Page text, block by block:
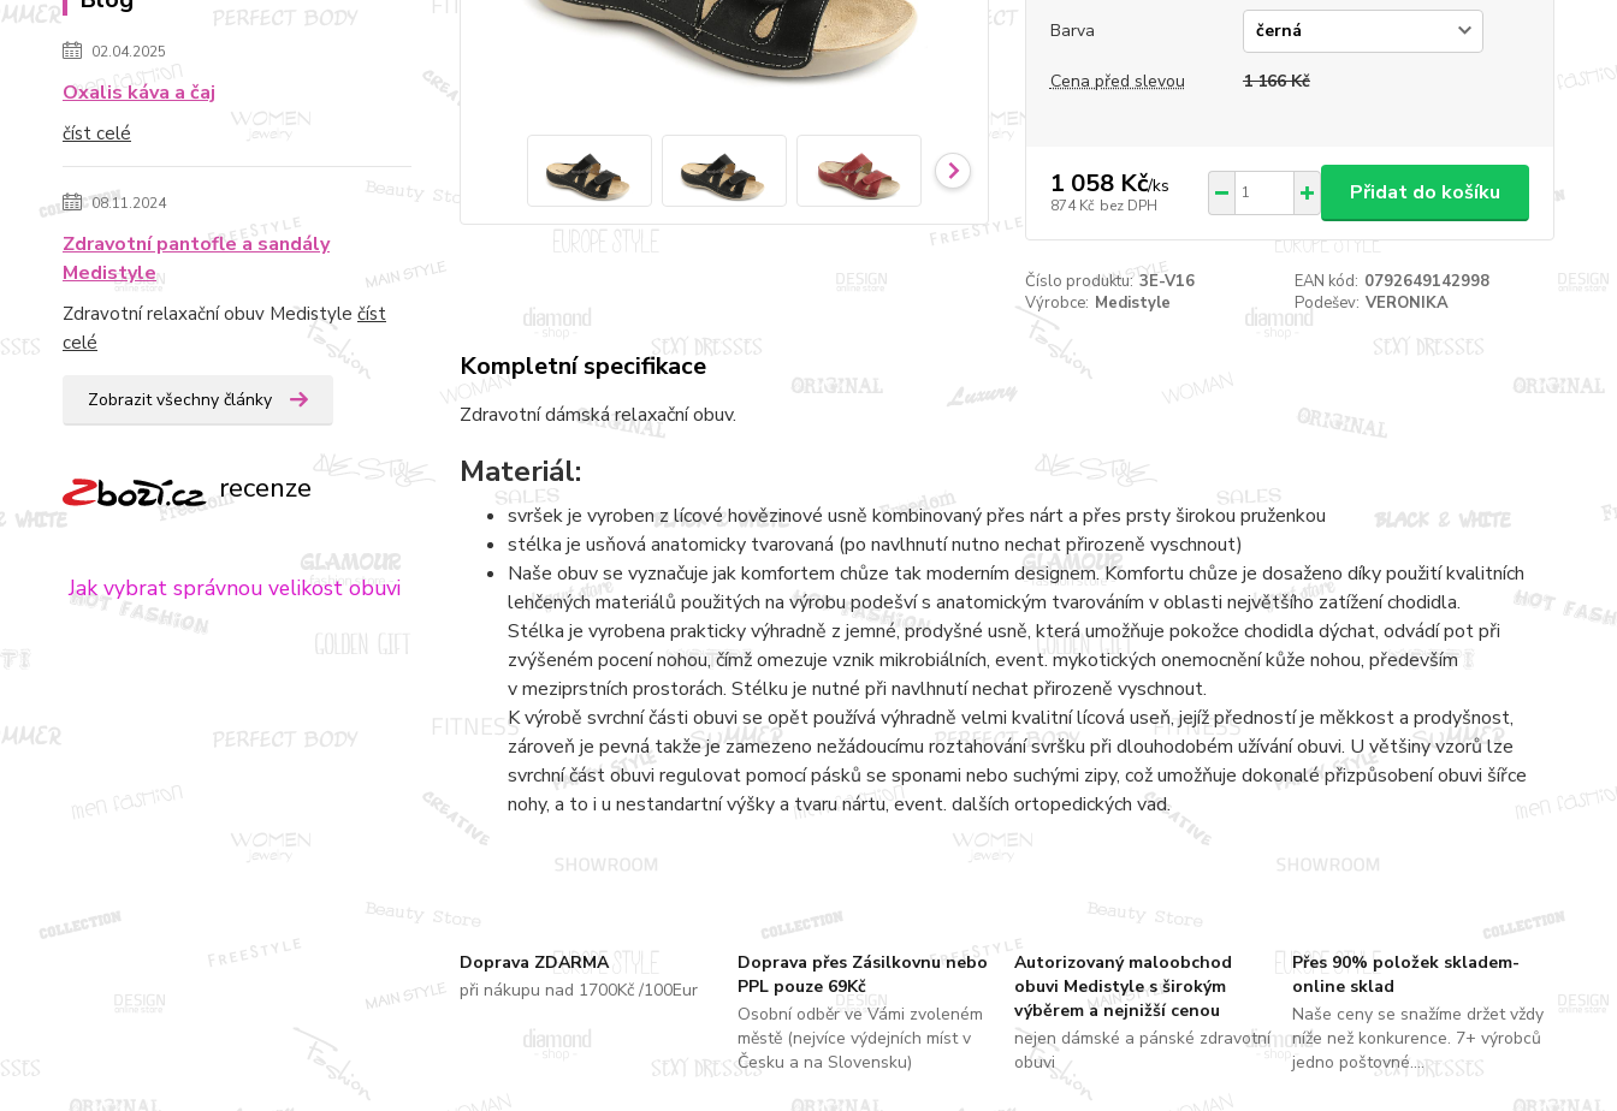
02.04.2025
Oxalis káva a čaj
číst celé
08.11.2024
Zdravotní pantofle a sandály
Medistyle
Zdravotní relaxační obuv Medistyle číst
celé
Zobrazit všechny články
recenze
Jak vybrat správnou velikost obuvi
Barva
Cena před slevou 1 166 Kč
1 058 Kč/ks
874 Kč bez DPH
Přidat do košíku
Číslo produktu: 3E-V16 EAN kód: 0792649142998
Výrobce: Medistyle Podešev: VERONIKA
Doprava ZDARMA
při nákupu nad 1700Kč /100Eur
Doprava přes Zásilkovnu nebo
PPL pouze 69Kč
Osobní odběr ve Vámi zvoleném
městě (nejvíce výdejních míst v
Česku a na Slovensku)
Autorizovaný maloobchod
obuvi Medistyle s širokým
výběrem a nejnižší cenou
nejen dámské a pánské zdravotní
obuvi
Přes 90% položek skladem-
online sklad
Naše ceny se snažíme držet vždy
níže než konkurence. 7+ výrobců
jedno poštovné....
Kompletní specifikace
Zdravotní dámská relaxační obuv.
Materiál:
svršek je vyroben z lícové hovězinové usně kombinovaný přes nárt a přes prsty širokou pruženkou
stélka je usňová anatomicky tvarovaná (po navlhnutí nutno nechat přirozeně vyschnout)
Naše obuv se vyznačuje jak komfortem chůze tak moderním designem. Komfortu chůze je dosaženo díky použití kvalitních
lehčených materiálů použitých na výrobu podešví s anatomickým tvarováním v oblasti největšího zatížení chodidla.
Stélka je vyrobena prakticky výhradně z jemné, prodyšné usně, která umožňuje pokožce chodidla dýchat, odvádí pot při
zvýšeném pocení nohou, čímž omezuje vznik mikrobiálních, event. mykotických onemocnění kůže nohou, především
v meziprstních prostorách. Stélku je nutné při navlhnutí nechat přirozeně vyschnout.
K výrobě svrchní části obuvi se opět používá výhradně velmi kvalitní lícová useň, jejíž předností je měkkost a prodyšnost,
zároveň je pevná takže je zamezeno nežádoucímu roztahování svršku při dlouhodobém užívání obuvi. U většiny vzorů lze
svrchní část obuvi regulovat pomocí pásků se sponami nebo suchými zipy, což umožňuje dokonalé přizpůsobení obuvi šířce
nohy, a to i u nestandartní výšky a tvaru nártu, event. dalších ortopedických vad.